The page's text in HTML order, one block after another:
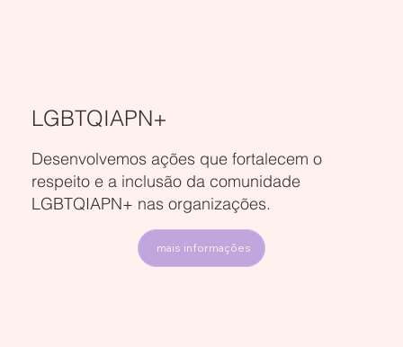
Estimulamos a construção de ambientes onde todas as pessoas se
sintam valorizadas e parte ativa da organização.
LGBTQIAPN+
Desenvolvemos ações que fortalecem o
respeito e a inclusão da comunidade
LGBTQIAPN+ nas organizações.
mais informações